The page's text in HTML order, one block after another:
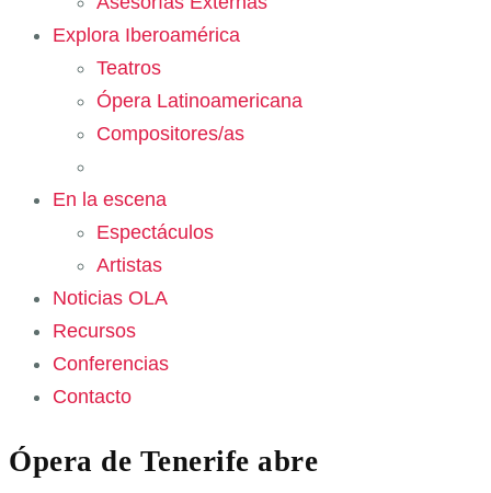
Explora Iberoamérica
Teatros
Ópera Latinoamericana
Compositores/as
En la escena
Espectáculos
Artistas
Noticias OLA
Recursos
Conferencias
Contacto
Ópera de Tenerife abre